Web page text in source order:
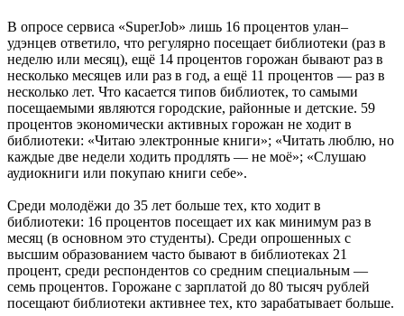
В опросе сервиса «SuperJob» лишь 16 процентов улан–
удэнцев ответило, что регулярно посещает библиотеки (раз в
неделю или месяц), ещё 14 процентов горожан бывают раз в
несколько месяцев или раз в год, а ещё 11 процентов — раз в
несколько лет. Что касается типов библиотек, то самыми
посещаемыми являются городские, районные и детские. 59
процентов экономически активных горожан не ходит в
библиотеки: «Читаю электронные книги»; «Читать люблю, но
каждые две недели ходить продлять — не моё»; «Слушаю
аудиокниги или покупаю книги себе».
Среди молодёжи до 35 лет больше тех, кто ходит в
библиотеки: 16 процентов посещает их как минимум раз в
месяц (в основном это студенты). Среди опрошенных с
высшим образованием часто бывают в библиотеках 21
процент, среди респондентов со средним специальным —
семь процентов. Горожане с зарплатой до 80 тысяч рублей
посещают библиотеки активнее тех, кто зарабатывает больше.